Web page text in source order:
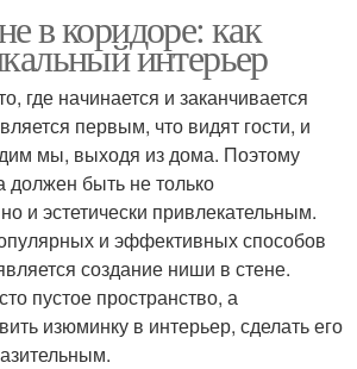
в коридоре: как
интерьер
где начинается и заканчивается
первым, что видят гости, и
мы, выходя из дома. Поэтому
должен быть не только
и эстетически привлекательным.
и эффективных способов
создание ниши в стене.
пустое пространство, а
изюминку в интерьер, сделать его